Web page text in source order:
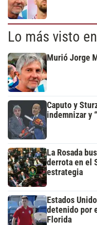
Lo más visto
Murió Jorge
Caputo y
indemnizar y
La Rosada
derrota en el
estrategia
Estados
detenido por
Florida